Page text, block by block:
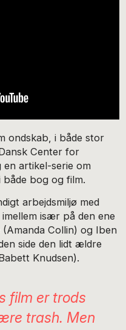
ondskab, i både stor
Center for
artikel-serie om
både bog og film.
arbejdsmiljø med
især på den ene
Collin) og Iben
side den lidt ældre
Knudsen).
film er trods
trash. Men